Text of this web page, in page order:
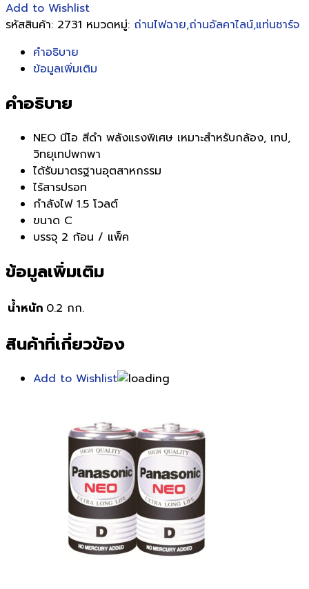
Add to Wishlist
รหัสสินค้า: 2731 หมวดหมู่: ถ่านไฟฉาย,ถ่านอัลคาไลน์,แท่นชาร์จ
คำอธิบาย
ข้อมูลเพิ่มเติม
คำอธิบาย
NEO นีโอ สีดำ พลังแรงพิเศษ เหมาะสำหรับกล้อง, เทป,
วิทยุเทปพกพา
ได้รับมาตรฐานอุตสาหกรรม
ไร้สารปรอท
กำลังไฟ 1.5 โวลต์
ขนาด C
บรรจุ 2 ก้อน / แพ็ค
ข้อมูลเพิ่มเติม
น้ำหนัก 0.2 กก.
สินค้าที่เกี่ยวข้อง
Add to Wishlist